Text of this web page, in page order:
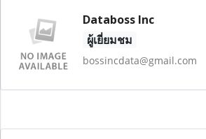
Databoss Inc
ผู้เยี่ยมชม
bossincdata@gmail.com